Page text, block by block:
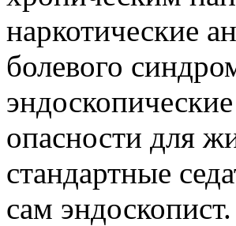
наркотические
болевого
опасности для
стандартные
сам эндоскопист.